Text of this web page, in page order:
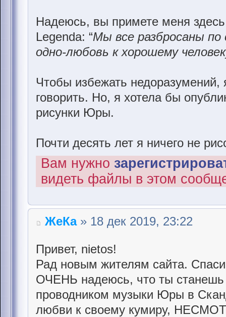
Надеюсь, вы примете меня
Legenda: “Мы все разбросаны по
одно-любовь к хорошему
Чтобы избежать недоразумений,
говорить. Но, я хотела бы
рисунки Юры.
Почти десять лет я ничего не
Вам нужно
видеть файлы в этом
ЖеКа» 18 дек 2019, 23:22
Привет, nietos!
Рад новым жителям сайта.
ОЧЕНЬ надеюсь, что ты
проводником музыки Юры в
любви к своему кумиру,